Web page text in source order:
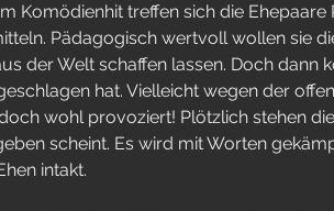
Komödienhit treffen sich die
Pädagogisch wertvoll wollen sie
der Welt schaffen lassen. Doch dann
hat. Vielleicht wegen der
wohl provoziert! Plötzlich stehen
scheint. Es wird mit Worten
intakt.